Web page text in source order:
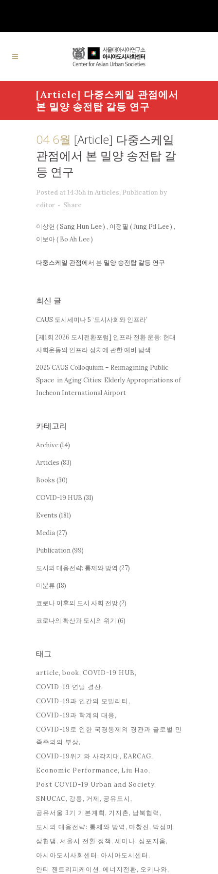
[Article] 다중스케일 관점에서
본 밀양 송전탑 갈등 연구
04 6월 [Article] 다중스케일
관점에서 본 밀양 송전탑 갈
등 연구
Posted at 14:35h in Articles, Publication by
editor
Share
이상헌 ( Sang Hun Lee ) , 이정필 ( Jung Pil Lee ) ,
이보아 ( Bo Ah Lee )
다중스케일 관점에서 본 밀양 송전탑 갈등 연구
최신 글
CAUS 도시세미나 5 ‘도시사회와 인프라’
[제1회 2026 도시전환포럼] 인프라 전환 운동: 현대
사회운동의 인프라 정치에 관한 예비 탐색
2025 CAUS Colloquium – Reimagining Public
Space in Aging Cities: Elderly Appropriations of
Incheon International Airport
카테고리
Archive(14)
Articles (83)
Books (30)
COVID-19 HUB (31)
Events (181)
Media(27)
Publication(99)
도시의 대응전략: 통제와 방역 (27)
미분류 (18)
코로나 이후의 도시 사회 전망(2)
코로나의 확산과 도시의 위기 (6)
태그
article book COVID-19 HUB
COVID-19 연말 결산
COVID-19과 인간의 모빌리티
COVID-19과 학계의 대응
COVID-19로 인한 국경통제의 경관과 글로벌 민
족주의의 부상
COVID-19위기와 사각지대
EARCAG
Economic Performance Liu Hao
Post COVID-19 Urban and Society
SNUCAC 강릉 거제
공유도시
공유서울 3기 기본계획
기지촌 남북협력
도시의 대응전략: 통제와 방역
마창진
박정미
삼협댐
서울시 전환 정책 세미나 심포지움
아시아도시사회센터
아시아도시센터
안티 젠트리피케이션 에너지전환 오키나와